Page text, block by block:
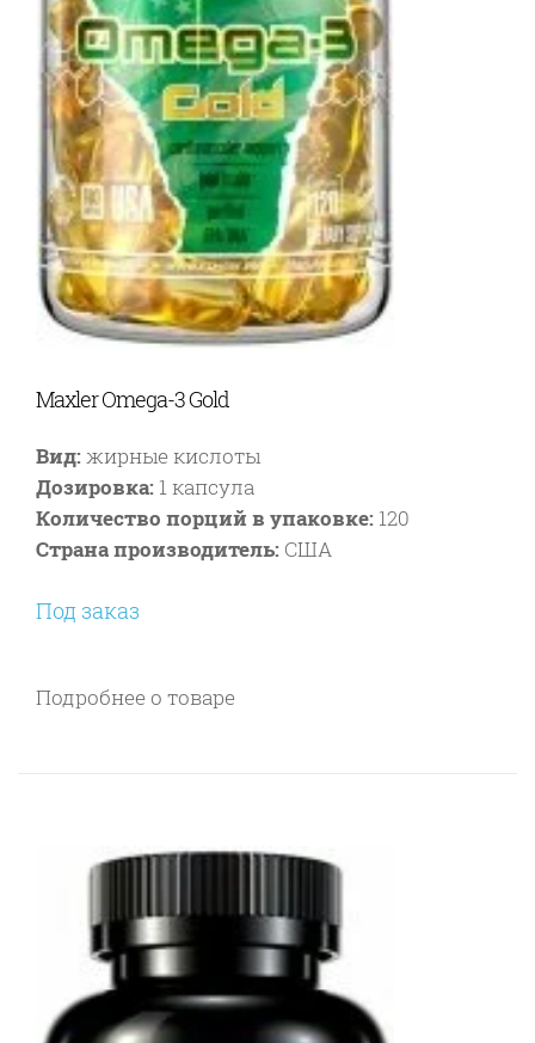
Maxler Omega-3 Gold
Вид:жирные кислоты
Дозировка: 1 капсула
Количество порций в упаковке: 120
Страна производитель: США
Под заказ
Подробнее о товаре